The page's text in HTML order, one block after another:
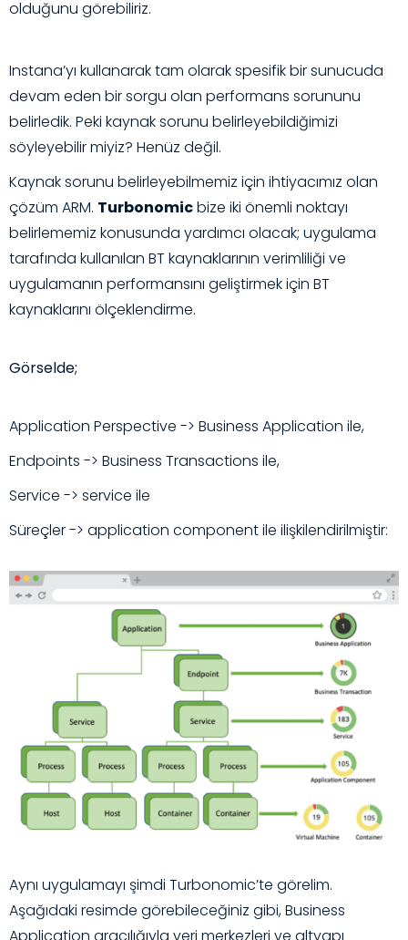
olduğunu görebiliriz.
Instana’yı kullanarak tam olarak spesifik bir sunucuda
devam eden bir sorgu olan performans sorununu
belirledik. Peki kaynak sorunu belirleyebildiğimizi
söyleyebilir miyiz? Henüz değil.
Kaynak sorunu belirleyebilmemiz için ihtiyacımız olan
çözüm ARM. Turbonomicbize iki önemli noktayı
belirlememiz konusunda yardımcı olacak; uygulama
tarafında kullanılan BT kaynaklarının verimliliği ve
uygulamanın performansını geliştirmek için BT
kaynaklarını ölçeklendirme.
Görselde;
Application Perspective -> Business Application ile,
Endpoints -> Business Transactions ile,
Service -> service ile
Süreçler -> application component ile ilişkilendirilmiştir:
Aynı uygulamayı şimdi Turbonomic’te görelim.
Aşağıdaki resimde görebileceğiniz gibi, Business
Application aracılığıyla veri merkezleri ve altyapı